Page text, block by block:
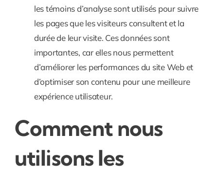
les témoins d’analyse sont utilisés pour suivre
les pages que les visiteurs consultent et la
durée de leur visite. Ces données sont
importantes, car elles nous permettent
d’améliorer les performances du site Web et
d’optimiser son contenu pour une meilleure
expérience utilisateur.
Comment nous
utilisons les